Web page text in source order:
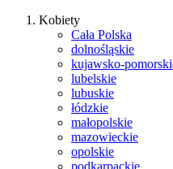
Kobiety
Cała Polska
dolnośląskie
kujawsko-
lubelskie
lubuskie
łódzkie
małopolskie
mazowieckie
opolskie
podkarpackie